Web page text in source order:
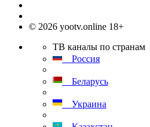
© 2026 yootv.online 18+
ТВ каналы по странам
Россия
Беларусь
Украина